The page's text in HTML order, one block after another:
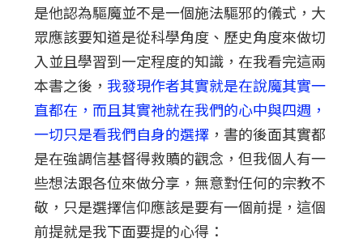
是他認為驅魔並不是一個施法驅邪的儀式，大
眾應該要知道是從科學角度、歷史角度來做切
入並且學習到一定程度的知識，在我看完這兩
本書之後，我發現作者其實就是在說魔其實一
直都在，而且其實祂就在我們的心中與四週，
一切只是看我們自身的選擇 ，書的後面其實都
是在強調信基督得救贖的觀念，但我個人有一
些想法跟各位來做分享，無意對任何的宗教不
敬，只是選擇信仰應該是要有一個前提，這個
前提就是我下面要提的心得：